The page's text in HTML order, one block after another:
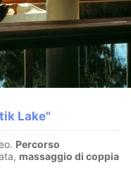
Lake"
Percorso
massaggio di coppia